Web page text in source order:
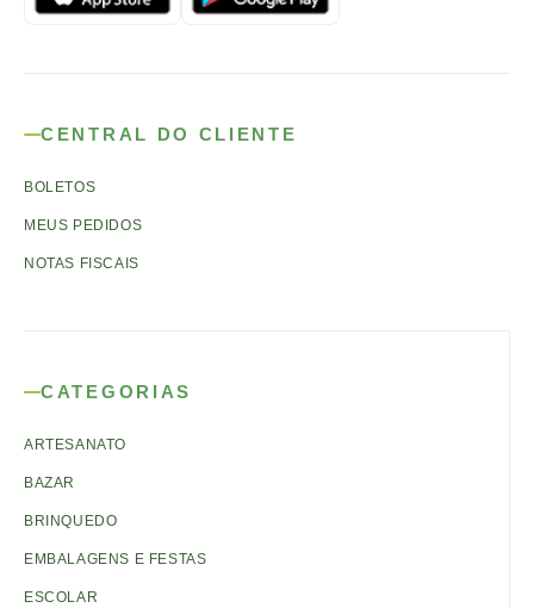
CENTRAL DO CLIENTE
BOLETOS
MEUS PEDIDOS
NOTAS FISCAIS
CATEGORIAS
ARTESANATO
BAZAR
BRINQUEDO
EMBALAGENS E FESTAS
ESCOLAR